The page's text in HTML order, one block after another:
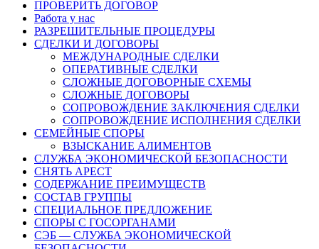
ПРОВЕРИТЬ ДОГОВОР
Работа у нас
РАЗРЕШИТЕЛЬНЫЕ ПРОЦЕДУРЫ
СДЕЛКИ И ДОГОВОРЫ
МЕЖДУНАРОДНЫЕ СДЕЛКИ
ОПЕРАТИВНЫЕ СДЕЛКИ
СЛОЖНЫЕ ДОГОВОРНЫЕ СХЕМЫ
СЛОЖНЫЕ ДОГОВОРЫ
СОПРОВОЖДЕНИЕ ЗАКЛЮЧЕНИЯ СДЕЛКИ
СОПРОВОЖДЕНИЕ ИСПОЛНЕНИЯ СДЕЛКИ
СЕМЕЙНЫЕ СПОРЫ
ВЗЫСКАНИЕ АЛИМЕНТОВ
СЛУЖБА ЭКОНОМИЧЕСКОЙ БЕЗОПАСНОСТИ
СНЯТЬ АРЕСТ
СОДЕРЖАНИЕ ПРЕИМУЩЕСТВ
СОСТАВ ГРУППЫ
СПЕЦИАЛЬНОЕ ПРЕДЛОЖЕНИЕ
СПОРЫ С ГОСОРГАНАМИ
СЭБ — СЛУЖБА ЭКОНОМИЧЕСКОЙ